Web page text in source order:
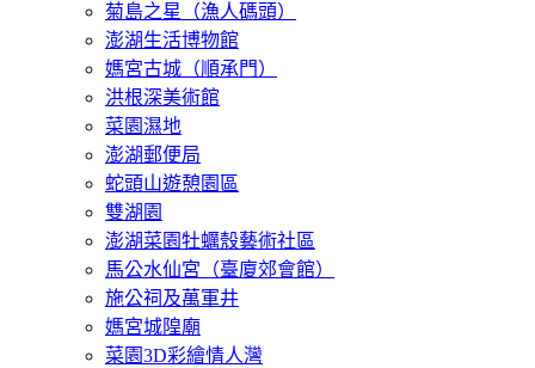
菊島之星（漁人碼頭）
澎湖生活博物館
媽宮古城（順承門）
洪根深美術館
菜園濕地
澎湖郵便局
蛇頭山遊憩園區
雙湖園
澎湖菜園牡蠣殼藝術社區
馬公水仙宮（臺廈郊會館）
施公祠及萬軍井
媽宮城隍廟
菜園3D彩繪情人灣